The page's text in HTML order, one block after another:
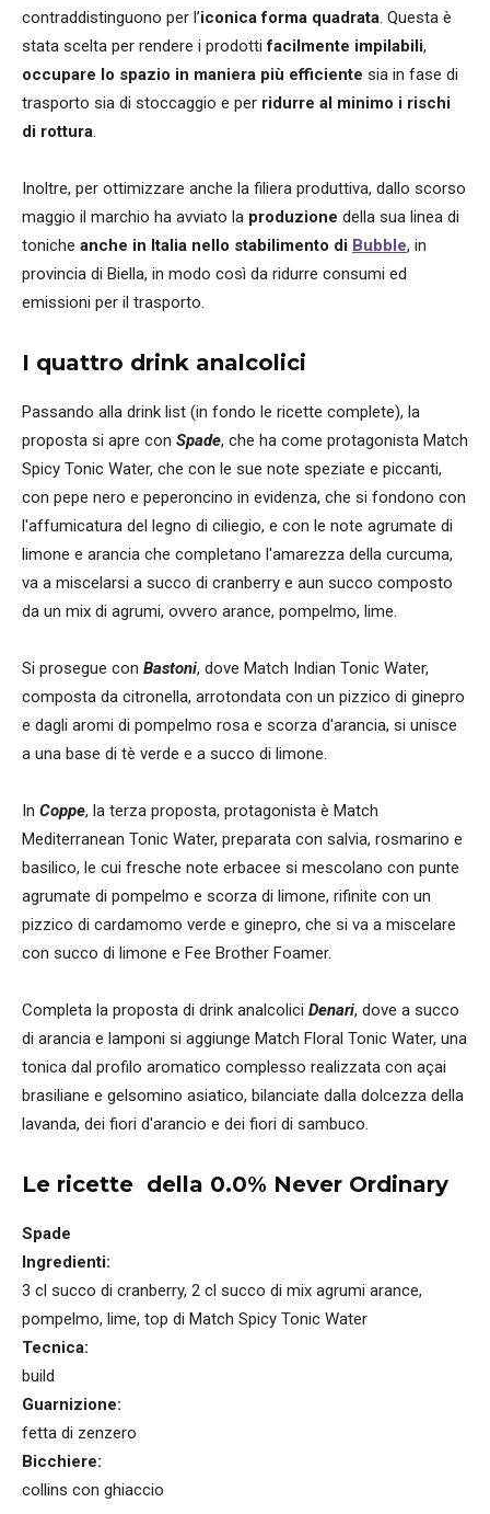
contraddistinguono per l’iconica forma quadrata. Questa è
stata scelta per rendere i prodottifacilmente impilabili,
occupare lo spazio in maniera più efficiente sia in fase di
trasporto sia di stoccaggio e per ridurre al minimo i rischi
di rottura.
Inoltre, per ottimizzare anche la filiera produttiva, dallo scorso
maggio il marchio ha avviato la produzione della sua linea di
toniche anche in Italia nello stabilimento di Bubble, in
provincia di Biella, in modo così da ridurre consumi ed
emissioni per il trasporto.
I quattro drink analcolici
Passando alla drink list (in fondo le ricette complete), la
proposta si apre con Spade, che ha come protagonista Match
Spicy Tonic Water, che con le sue note speziate e piccanti,
con pepe nero e peperoncino in evidenza, che si fondono con
l'affumicatura del legno di ciliegio, e con le note agrumate di
limone e arancia che completano l'amarezza della curcuma,
va a miscelarsi a succo di cranberry e aun succo composto
da un mix di agrumi, ovvero arance, pompelmo, lime.
Si prosegue con Bastoni, dove Match Indian Tonic Water,
composta da citronella, arrotondata con un pizzico di ginepro
e dagli aromi di pompelmo rosa e scorza d'arancia, si unisce
a una base di tè verde e a succo di limone.
In Coppe, la terza proposta, protagonista è Match
Mediterranean Tonic Water, preparata con salvia, rosmarino e
basilico, le cui fresche note erbacee si mescolano con punte
agrumate di pompelmo e scorza di limone, rifinite con un
pizzico di cardamomo verde e ginepro, che si va a miscelare
con succo di limone e Fee Brother Foamer.
Completa la proposta di drink analcolici Denari, dove a succo
di arancia e lamponi si aggiunge Match Floral Tonic Water, una
tonica dal profilo aromatico complesso realizzata con açai
brasiliane e gelsomino asiatico, bilanciate dalla dolcezza della
lavanda, dei fiori d'arancio e dei fiori di sambuco.
Le ricette della 0.0% Never Ordinary
Spade
Ingredienti:
3 cl succo di cranberry, 2 cl succo di mix agrumi arance,
pompelmo, lime, top di Match Spicy Tonic Water
Tecnica:
build
Guarnizione:
fetta di zenzero
Bicchiere:
collins con ghiaccio